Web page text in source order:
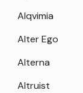
Alqvimia
Alter Ego
Alterna
Altruist